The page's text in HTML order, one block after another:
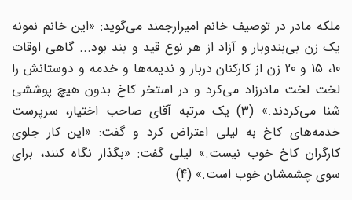
ملکه مادر در توصیف خانم امیرارجمند می‌گوید: «این خانم نمونه
یک زن بی‌بندوبار و آزاد از هر نوع قید و بند بود.‌.‌. گاهی اوقات
10، 15 و 20 زن از کارکنان دربار و ندیمه‌ها و خدمه و دوستانش را
لخت لخت مادرزاد می‌کرد و در استخر کاخ بدون هیچ پوششی
شنا می‌کردند.» (3) یک مرتبه آقای صاحب اختیار، سرپرست
خدمه‌های کاخ به لیلی اعتراض کرد و گفت: «این کار جلوی
کارگران کاخ خوب نیست.» لیلی گفت: «بگذار نگاه کنند، برای
سوی چشمشان خوب است.» (4)